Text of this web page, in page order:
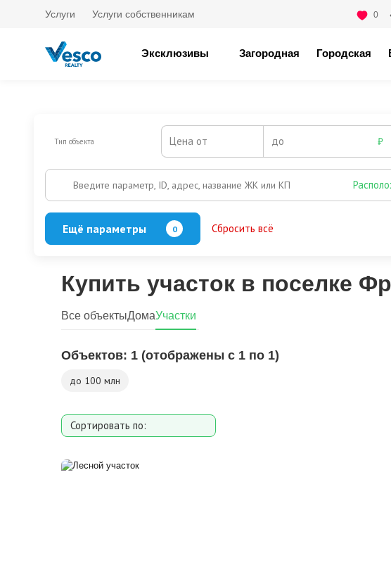
Услуги Услуги собственникам 0
Эксклюзивы Загородная Городская
Тип объекта Цена от до ₽
Введите параметр, ID, адрес, название ЖК или КП
Ещё параметры 0 Сбросить всё
Охрана
Купить участок в поселке
Объектов: 1 (отображены с 1 по 1)
Все объектыДомаУчастки
до 100 млн
Сортировать по:
Расстоянию от МКАД